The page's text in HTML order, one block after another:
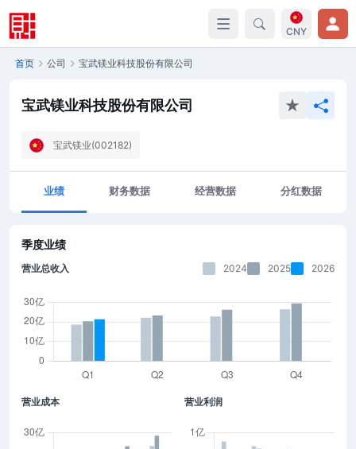
CNY
首页 公司 宝武镁业科技股份有限公司
宝武镁业科技股份有限公司
宝武镁业(002182)
业绩 财务数据 经营数据 分红数据
季度业绩
营业总收入 2024 2025 2026
营业成本 营业利润